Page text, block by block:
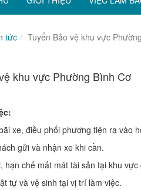
tức Tuyển Bảo vệ khu vực
khu vực Phường Bình Cơ
xe, điều phối phương tiện ra vào
gửi và nhận xe khi cần.
hạn chế mất mát tài sản tại khu vực
tự và vệ sinh tại vị trí làm việc.